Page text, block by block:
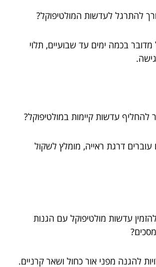
להתרגל לעדשות המולטיפוקל?
בכמה ימים עד שבועיים, תלוי
עדשות קיימות במולטיפוקל?
דרגת ראייה, מומלץ לשקול
עדשות מולטיפוקל עם הגנות
להגנה מפני אור כחול ושאר קרניים.